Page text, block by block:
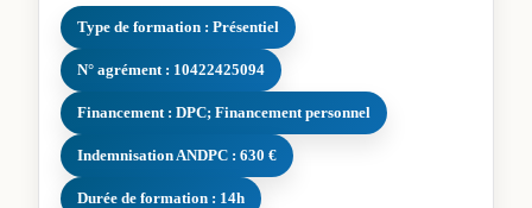
Type de formation : Présentiel
N° agrément : 10422425094
Financement : DPC; Financement personnel
Indemnisation ANDPC : 630 €
Durée de formation : 14h